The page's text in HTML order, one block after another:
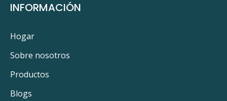
INFORMACIÓN
Hogar
Sobre nosotros
Productos
Blogs